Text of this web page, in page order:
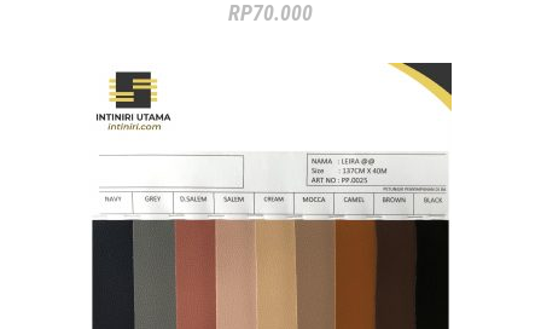
RP70.000